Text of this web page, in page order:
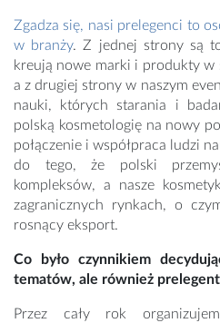
Zgadza się, nasi prelegenci to
w branży. Z jednej strony są
kreują nowe marki i produkty w
a z drugiej strony w naszym
nauki, których starania i
polską kosmetologię na nowy
połączenie i współpraca ludzi
do tego, że polski
kompleksów, a nasze
zagranicznych rynkach, o
rosnący eksport.
Co było czynnikiem
tematów, ale również
Przez cały rok